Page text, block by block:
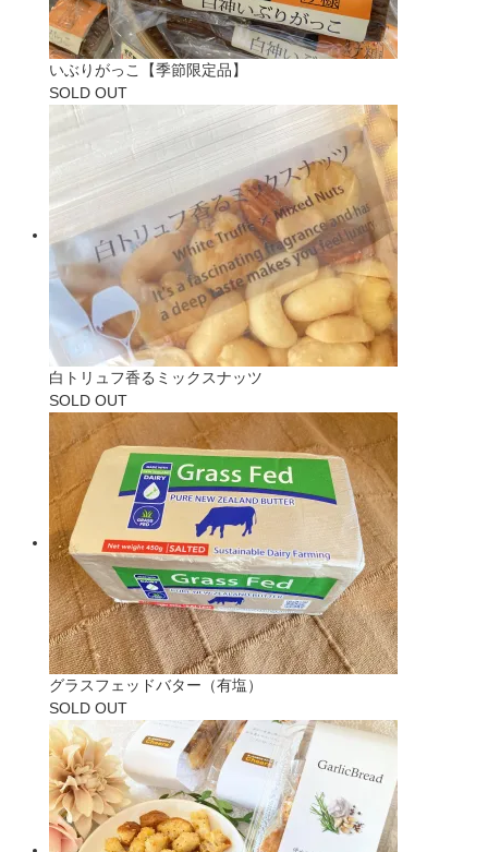
いぶりがっこ【季節限定品】
SOLD OUT
白トリュフ香るミックスナッツ
SOLD OUT
グラスフェッドバター（有塩）
SOLD OUT